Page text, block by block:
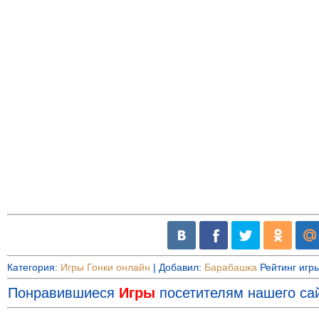
Категория: Игры Гонки онлайн | Добавил: Барабашка Рейтинг
Понравившиеся Игры посетителям нашего